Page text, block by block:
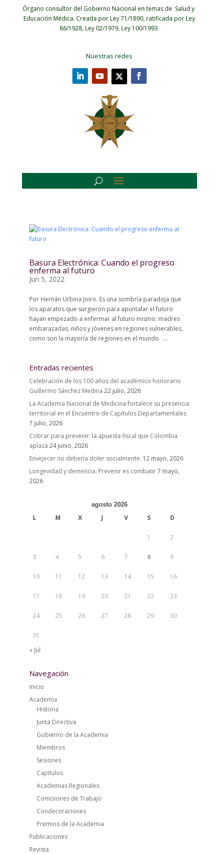
Órgano consultor del Gobierno Nacional en temas de Salud y
Educación Médica. Creada por Ley 71/1890, ratificada por Ley
86/1928, Ley 02/1979, Ley 100/1993.
Nuestras redes
Basura Electrónica: Cuando el progreso
enferma al futuro
Jun 5, 2022
Por Hernán Urbina Joiro. Es una sombría paradoja que
los aparatos que surgieron para apuntalar el futuro
hayan empezado a enfermar al futuro mismo: madres
embarazadas, niños y jóvenes en regiones vulnerables,
como son la mayoría de regiones en el mundo. ...
Entradas recientes
Celebración de los 100 años del académico honorario
Guillermo Sánchez Medina 22 julio, 2026
La Academia Nacional de Medicina fortalece su presencia
territorial en el Encuentro de Capítulos Departamentales
7 julio, 2026
Cobrar para prevenir: la apuesta fiscal que Colombia
aplaza 24 junio, 2026
Envejecer no debería doler socialmente. 12 mayo, 2026
Longevidad y demencia. Prevenir es combatir7 mayo,
2026
agosto 2026
L M X J V S D
1 2
3 4 5 6 7 8 9
10 11 12 13 14 15 16
17 18 19 20 21 22 23
24 25 26 27 28 29 30
31
« Jul
Navegación
Inicio
Academia
Historia
Junta Directiva
Gobierno de la Academia
Miembros
Sesiones
Capítulos
Academias Regionales
Comisiones de Trabajo
Condecoraciones
Premios de la Academia
Publicaciones
Revista